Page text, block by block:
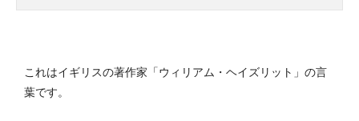
これはイギリスの著作家「ウィリアム・ヘイズリット」の言
葉です。